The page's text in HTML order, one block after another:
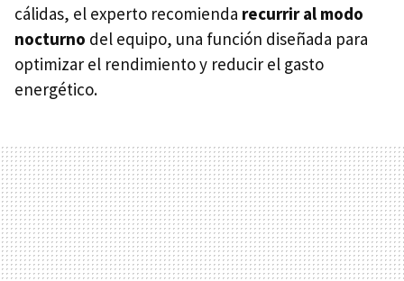
cálidas, el experto recomienda recurrir al modo
nocturno del equipo, una función diseñada para
optimizar el rendimiento y reducir el gasto
energético.